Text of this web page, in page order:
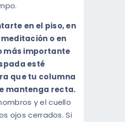
en el piso, en
o en
más importante
esté
que tu columna
mantenga recta.
y el cuello
ojos cerrados. Si